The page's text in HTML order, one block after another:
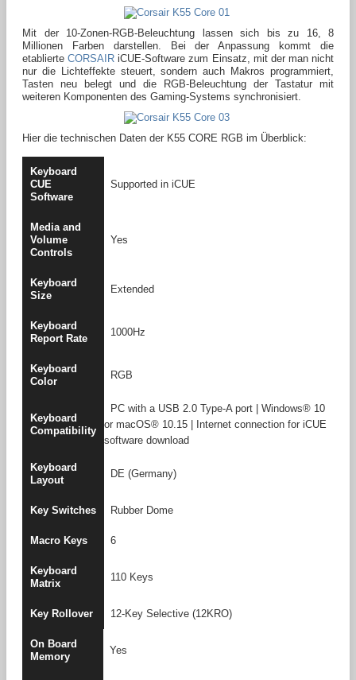
Mit der 10-Zonen-RGB-Beleuchtung lassen sich bis zu 16, 8
Millionen Farben darstellen. Bei der Anpassung kommt die
etablierteCORSAIR iCUE-Software zum Einsatz, mit der man nicht
nur die Lichteffekte steuert, sondern auch Makros programmiert,
Tasten neu belegt und die RGB-Beleuchtung der Tastatur mit
weiteren Komponenten des Gaming-Systems synchronisiert.
Hier die technischen Daten der K55 CORE RGB im Überblick:
Keyboard
CUE
Software
Supported in iCUE
Media and
Volume
Controls
Yes
Keyboard
Size
Extended
Keyboard
Report Rate
1000Hz
Keyboard
Color
RGB
Keyboard
Compatibility
PC with a USB 2.0 Type-A port | Windows® 10
or macOS® 10.15
Internet connection for iCUE
software download
Keyboard
Layout
DE (Germany)
Key Switches Rubber Dome
Macro Keys 6
Keyboard
Matrix
110 Keys
Key Rollover 12-Key Selective (12KRO)
On Board
Memory
Yes